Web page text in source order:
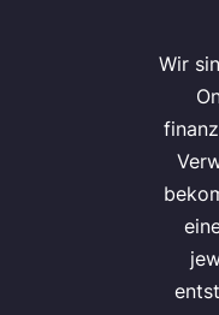
Wir